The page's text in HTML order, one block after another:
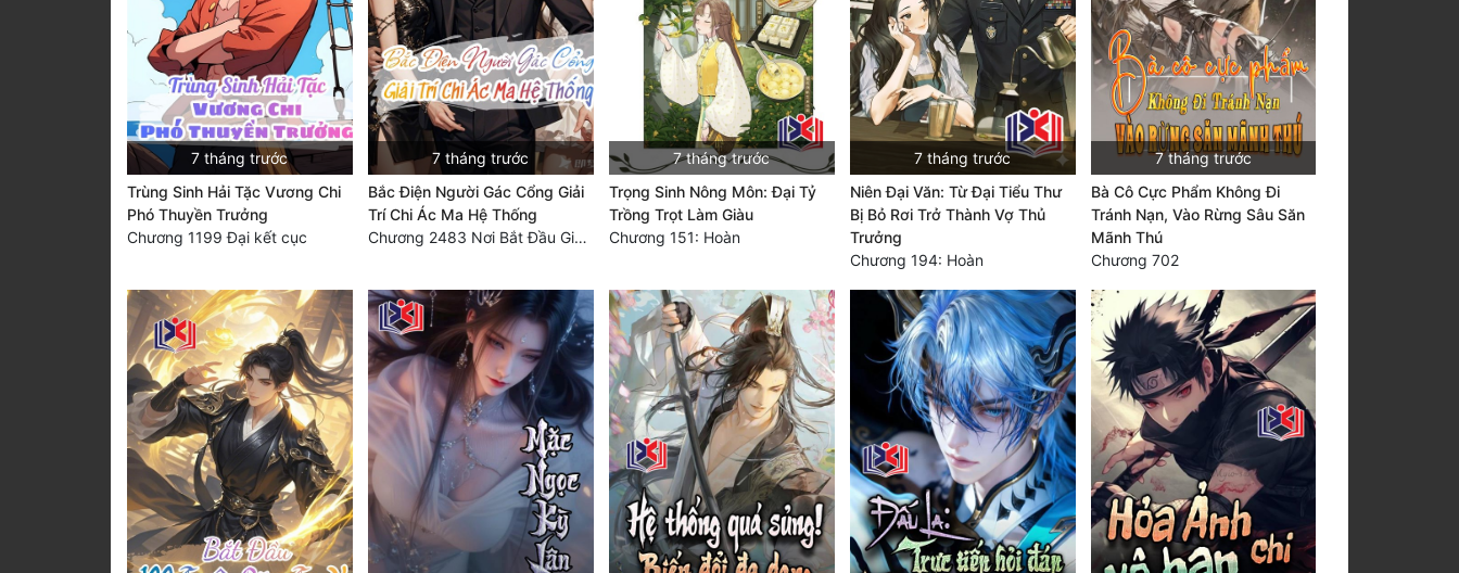
7 tháng trước
Trùng Sinh Hải Tặc Vương Chi
Phó Thuyền Trưởng
Chương 1199 Đại kết cục
7 tháng trước
Bắc Điện Người Gác Cổng Giải
Trí Chi Ác Ma Hệ Thống
Chương 2483 Nơi Bắt Đầu Giấc Mơ 3 (Kết Thúc!)
7 tháng trước
Trọng Sinh Nông Môn: Đại Tỷ
Trồng Trọt Làm Giàu
Chương 151: Hoàn
7 tháng trước
Niên Đại Văn: Từ Đại Tiểu Thư
Bị Bỏ Rơi Trở Thành Vợ Thủ
Trưởng
Chương 194: Hoàn
7 tháng trước
Bà Cô Cực Phẩm Không Đi
Tránh Nạn, Vào Rừng Sâu Săn
Mãnh Thú
Chương 702